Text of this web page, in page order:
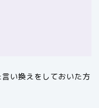
い換えをしておいた方